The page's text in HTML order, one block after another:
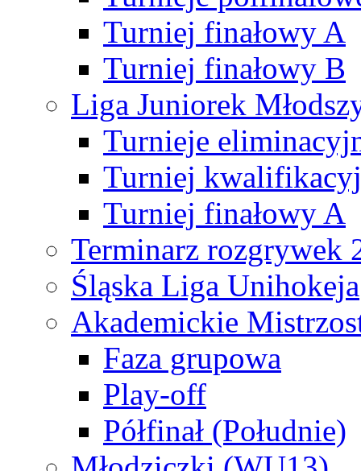
Turniej finałowy A
Turniej finałowy B
Liga Juniorek
Turnieje
Turniej
Turniej finałowy A
Terminarz rozgrywek
Śląska Liga Unihokeja
Akademickie
Faza grupowa
Play-off
Półfinał (Południe)